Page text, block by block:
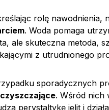
rolę nawodnienia,
. Woda pomaga
ale skuteczna metoda,
z utrudnionego
sporadycznych
. Wśród nich
perystaltykę jelit i